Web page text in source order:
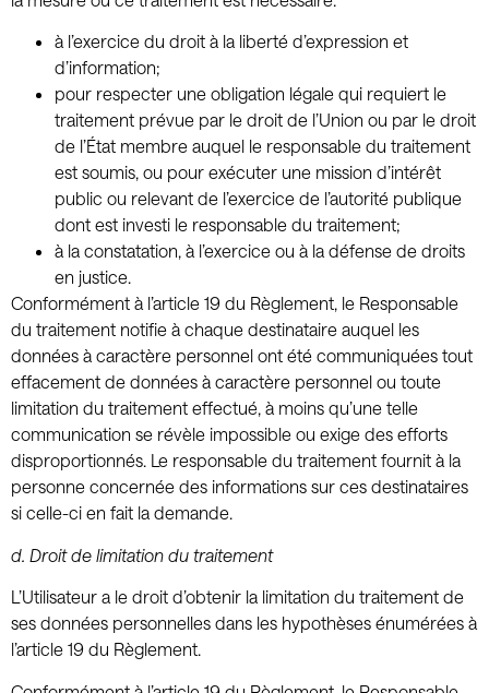
à l’exercice du droit à la liberté d’expression et
d’information;
pour respecter une obligation légale qui requiert le
traitement prévue par le droit de l’Union ou par le droit
de l’État membre auquel le responsable du traitement
est soumis, ou pour exécuter une mission d’intérêt
public ou relevant de l’exercice de l’autorité publique
dont est investi le responsable du traitement;
à la constatation, à l’exercice ou à la défense de droits
en justice.
Conformément à l’article 19 du Règlement, le Responsable
du traitement notifie à chaque destinataire auquel les
données à caractère personnel ont été communiquées tout
effacement de données à caractère personnel ou toute
limitation du traitement effectué, à moins qu’une telle
communication se révèle impossible ou exige des efforts
disproportionnés. Le responsable du traitement fournit à la
personne concernée des informations sur ces destinataires
si celle-ci en fait la demande.
d. Droit de limitation du traitement
L’Utilisateur a le droit d’obtenir la limitation du traitement de
ses données personnelles dans les hypothèses énumérées à
l’article 19 du Règlement.